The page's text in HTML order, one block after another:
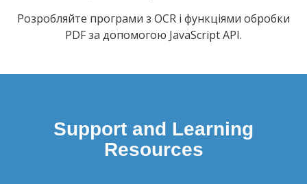
Розробляйте програми з OCR і функціями обробки
PDF за допомогою JavaScript API.
Support and Learning
Resources